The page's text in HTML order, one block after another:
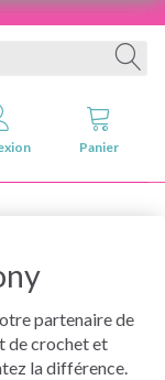
Panier
partenaire de
de crochet et
la différence.